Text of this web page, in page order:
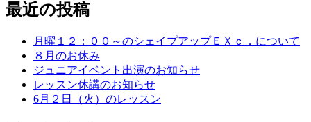
最近の投稿
月曜１２：００～のシェイプアップＥＸｃ．について
８月のお休み
ジュニアイベント出演のお知らせ
レッスン休講のお知らせ
6月２日（火）のレッスン